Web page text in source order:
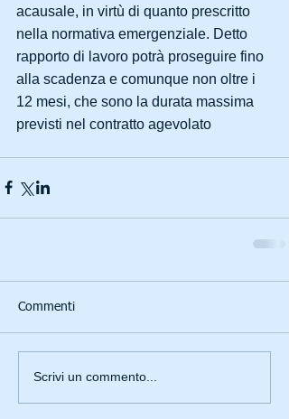
acausale, in virtù di quanto prescritto
nella normativa emergenziale. Detto
rapporto di lavoro potrà proseguire fino
alla scadenza e comunque non oltre i
12 mesi, che sono la durata massima
previsti nel contratto agevolato
Commenti
Scrivi un commento...